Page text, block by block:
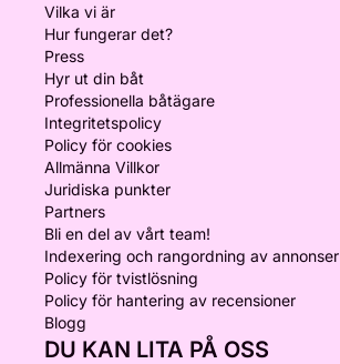
Vilka vi är
Hur fungerar det?
Press
Hyr ut din båt
Professionella båtägare
Integritetspolicy
Policy för cookies
Allmänna Villkor
Juridiska punkter
Partners
Bli en del av vårt team!
Indexering och rangordning av annonser
Policy för tvistlösning
Policy för hantering av recensioner
Blogg
DU KAN LITA PÅ OSS